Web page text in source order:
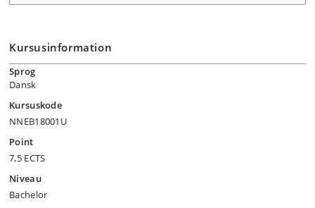
Kursusinformation
Sprog
Dansk
Kursuskode
NNEB18001U
Point
7,5 ECTS
Niveau
Bachelor